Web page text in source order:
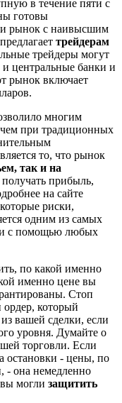
в течение пяти с
готовы
рынок с наивысшим
трейдерам
трейдеры могут
центральные банки и
рынок включает
многим
при традиционных
то, что рынок
так и на
прибыль,
на сайте
риски,
одним из самых
с помощью любых
по какой именно
именно цене вы
Стоп
который
вашей сделки, если
уровня. Думайте о
торговли. Если
остановки - цены, по
- она ​​немедленно
вы могли защитить